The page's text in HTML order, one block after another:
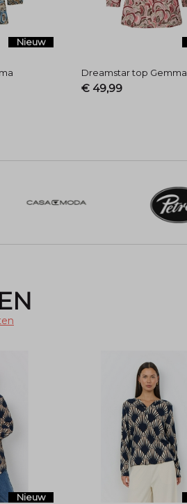
Nieuw
Dreamstar top Gemma
€ 49,99
Nieuw